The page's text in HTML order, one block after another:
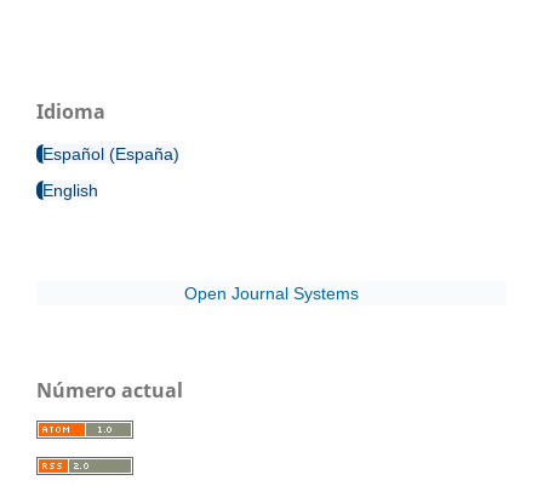
Idioma
Español (España)
English
Open Journal Systems
Número actual